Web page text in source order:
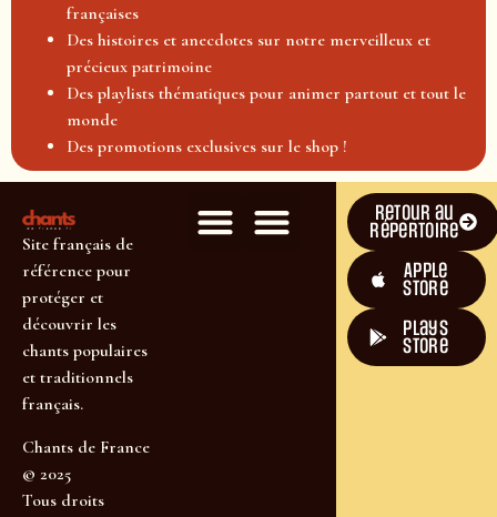
françaises
Des histoires et anecdotes sur notre merveilleux et
précieux patrimoine
Des playlists thématiques pour animer partout et tout le
monde
Des promotions exclusives sur le shop !
Site français de
référence pour
protéger et
découvrir les
chants populaires
et traditionnels
français.
Chants de France
© 2025
Tous droits
Retour au
répertoire
Apple
Store
plays
store